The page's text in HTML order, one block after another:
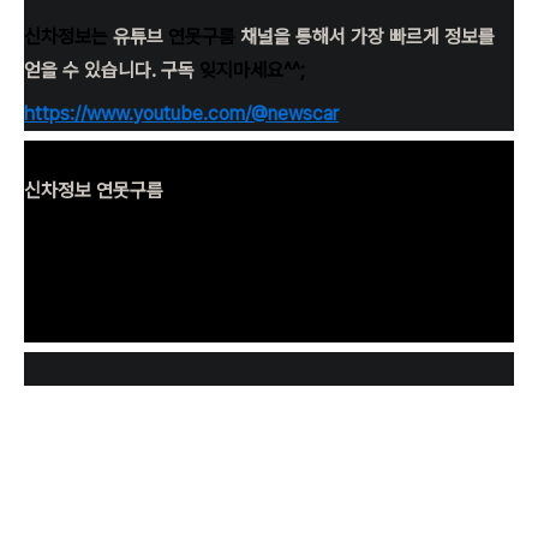
신차정보는 유튜브 연못구름 채널을 통해서 가장 빠르게 정보를
얻을 수 있습니다. 구독 잊지마세요^^;
https://www.youtube.com/@newscar
신차정보 연못구름